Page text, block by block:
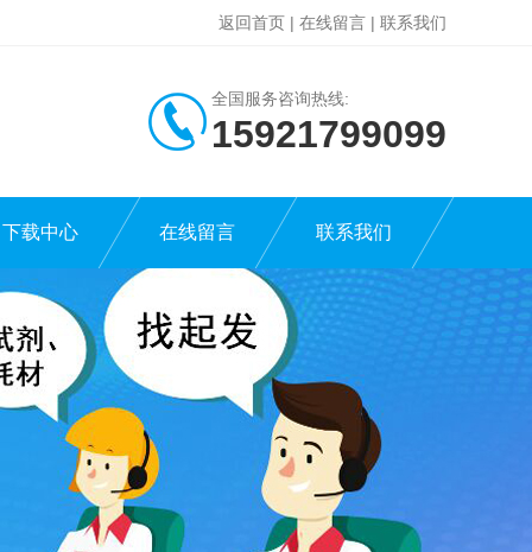
返回首页 | 在线留言 | 联系我们
全国服务咨询热线:
15921799099
下载中心 在线留言 联系我们